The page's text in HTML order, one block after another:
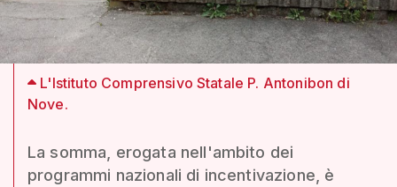
L'Istituto Comprensivo Statale P. Antonibon di
Nove.
La somma, erogata nell'ambito dei
programmi nazionali di incentivazione, è